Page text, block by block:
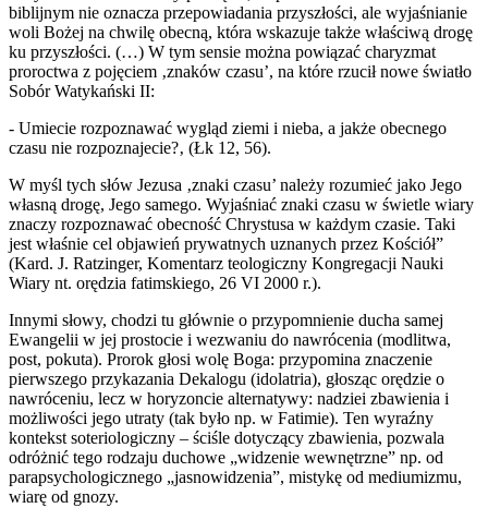
biblijnym nie oznacza przepowiadania przyszłości, ale wyjaśnianie
woli Bożej na chwilę obecną, która wskazuje także właściwą drogę
ku przyszłości. (…) W tym sensie można powiązać charyzmat
proroctwa z pojęciem ‚znaków czasu’, na które rzucił nowe światło
Sobór Watykański II:
- Umiecie rozpoznawać wygląd ziemi i nieba, a jakże obecnego
czasu nie rozpoznajecie?‚ (Łk 12, 56).
W myśl tych słów Jezusa ‚znaki czasu’ należy rozumieć jako Jego
własną drogę, Jego samego. Wyjaśniać znaki czasu w świetle wiary
znaczy rozpoznawać obecność Chrystusa w każdym czasie. Taki
jest właśnie cel objawień prywatnych uznanych przez Kościół”
(Kard. J. Ratzinger, Komentarz teologiczny Kongregacji Nauki
Wiary nt. orędzia fatimskiego, 26 VI 2000 r.).
Innymi słowy, chodzi tu głównie o przypomnienie ducha samej
Ewangelii w jej prostocie i wezwaniu do nawrócenia (modlitwa,
post, pokuta). Prorok głosi wolę Boga: przypomina znaczenie
pierwszego przykazania Dekalogu (idolatria), głosząc orędzie o
nawróceniu, lecz w horyzoncie alternatywy: nadziei zbawienia i
możliwości jego utraty (tak było np. w Fatimie). Ten wyraźny
kontekst soteriologiczny – ściśle dotyczący zbawienia, pozwala
odróżnić tego rodzaju duchowe „widzenie wewnętrzne” np. od
parapsychologicznego „jasnowidzenia”, mistykę od mediumizmu,
wiarę od gnozy.